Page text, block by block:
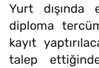
Yurt dışında
diploma
kayıt
talep